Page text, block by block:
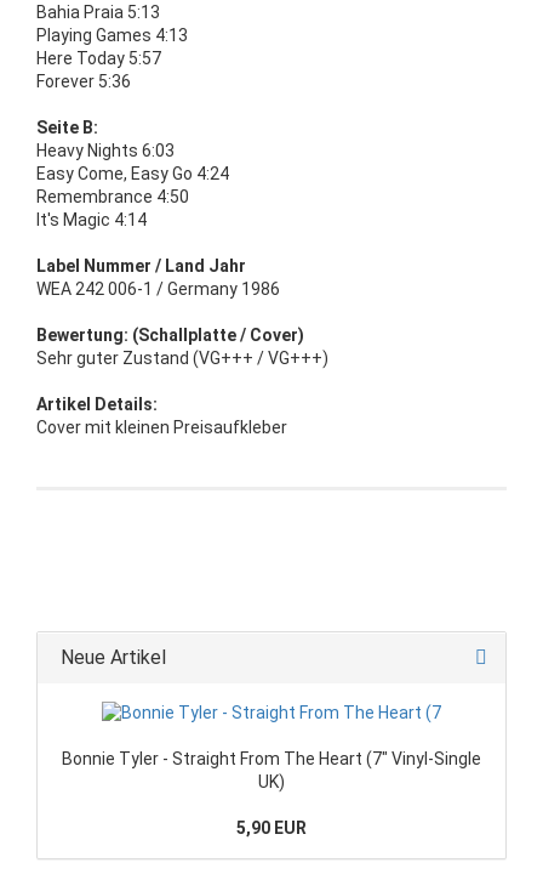
Bahia Praia 5:13
Playing Games 4:13
Here Today 5:57
Forever 5:36
Seite B:
Heavy Nights 6:03
Easy Come, Easy Go 4:24
Remembrance 4:50
It's Magic 4:14
Label Nummer / Land Jahr
WEA 242 006-1 / Germany 1986
Bewertung: (Schallplatte / Cover)
Sehr guter Zustand (VG+++ / VG+++)
Artikel Details:
Cover mit kleinen Preisaufkleber
Neue Artikel
Bonnie Tyler - Straight From The Heart (7" Vinyl-Single
UK)
5,90 EUR